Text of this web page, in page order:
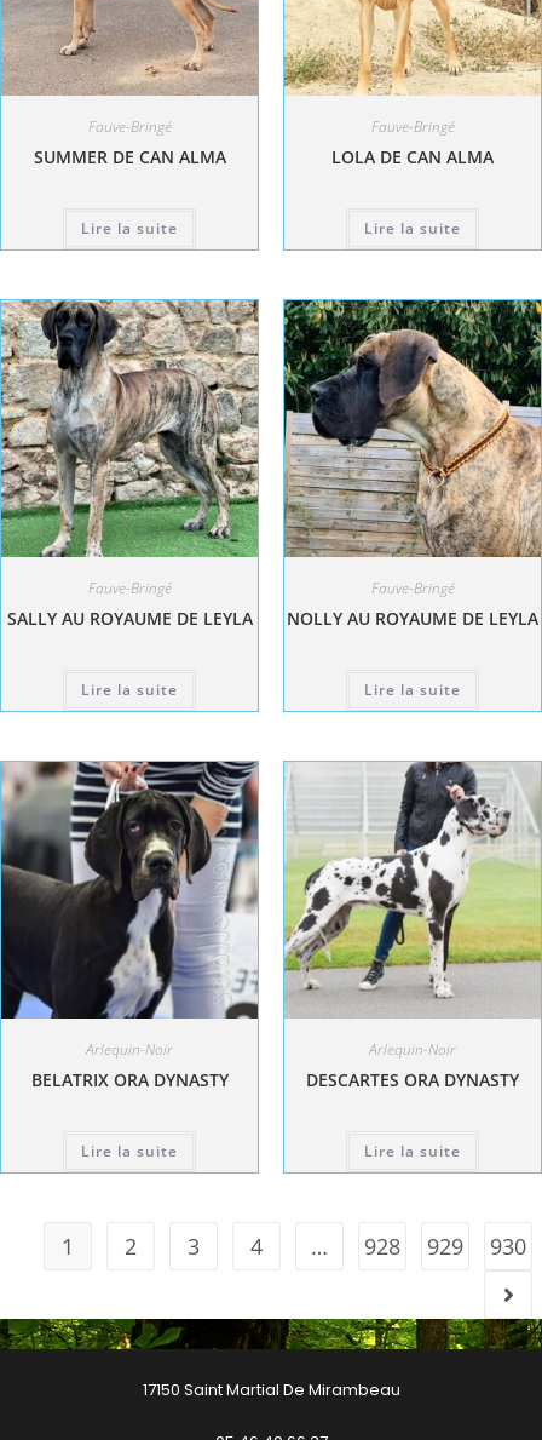
Fauve-Bringé
SUMMER DE CAN ALMA
Lire la suite
Fauve-Bringé
LOLA DE CAN ALMA
Lire la suite
Fauve-Bringé
SALLY AU ROYAUME DE LEYLA
Lire la suite
Fauve-Bringé
NOLLY AU ROYAUME DE LEYLA
Lire la suite
Arlequin-Noir
BELATRIX ORA DYNASTY
Lire la suite
Arlequin-Noir
DESCARTES ORA DYNASTY
Lire la suite
1 2 3 4 … 928 929 930
17150 Saint Martial De Mirambeau